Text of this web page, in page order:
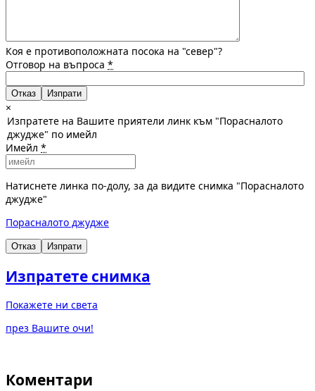
Коя е противоположната посока на "север"?
Отговор на въпроса *
Отказ
×
Изпратете на Вашите приятели линк към "Порасналото
джудже" по имейл
Имейл *
Натиснете линка по-долу, за да видите снимка "Порасналото
джудже"
Порасналото джудже
Отказ Изпрати
Изпратете снимка
Покажете ни света
през Вашите очи!
Коментари